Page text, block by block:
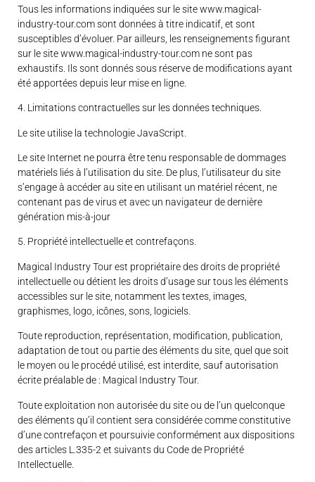
Tous les informations indiquées sur le site www.magical-
industry-tour.com sont données à titre indicatif, et sont
susceptibles d’évoluer. Par ailleurs, les renseignements figurant
sur le site www.magical-industry-tour.com ne sont pas
exhaustifs. Ils sont donnés sous réserve de modifications ayant
été apportées depuis leur mise en ligne.
4. Limitations contractuelles sur les données techniques.
Le site utilise la technologie JavaScript.
Le site Internet ne pourra être tenu responsable de dommages
matériels liés à l’utilisation du site. De plus, l’utilisateur du site
s’engage à accéder au site en utilisant un matériel récent, ne
contenant pas de virus et avec un navigateur de dernière
génération mis-à-jour
5. Propriété intellectuelle et contrefaçons.
Magical Industry Tour est propriétaire des droits de propriété
intellectuelle ou détient les droits d’usage sur tous les éléments
accessibles sur le site, notamment les textes, images,
graphismes, logo, icônes, sons, logiciels.
Toute reproduction, représentation, modification, publication,
adaptation de tout ou partie des éléments du site, quel que soit
le moyen ou le procédé utilisé, est interdite, sauf autorisation
écrite préalable de : Magical Industry Tour.
Toute exploitation non autorisée du site ou de l’un quelconque
des éléments qu’il contient sera considérée comme constitutive
d’une contrefaçon et poursuivie conformément aux dispositions
des articles L.335-2 et suivants du Code de Propriété
Intellectuelle.